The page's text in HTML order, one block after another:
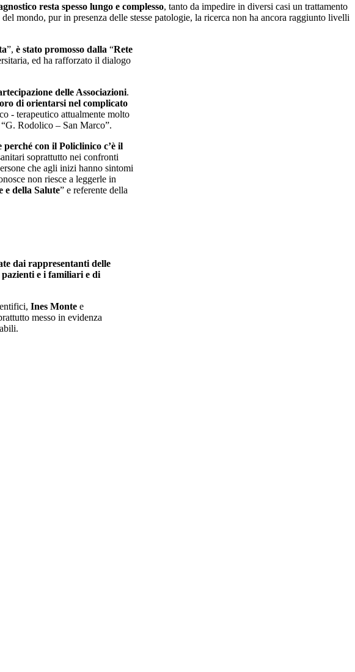
resta spesso lungo e complesso, tanto da impedire in diversi casi un trattamento
del mondo, pur in presenza delle stesse patologie, la ricerca non ha ancora raggiunto livelli
”, è stato promosso dalla “Rete
ed ha rafforzato il dialogo
delle Associazioni.
di orientarsi nel complicato
- terapeutico attualmente molto
Rodolico – San Marco”.
con il Policlinico c’è il
soprattutto nei confronti
che agli inizi hanno sintomi
non riesce a leggerle in
e della Salute” e referente della
dai rappresentanti delle
e i familiari e di
Ines Monte e
messo in evidenza